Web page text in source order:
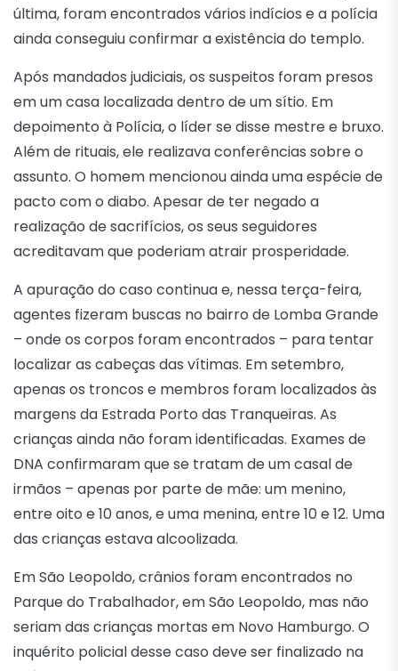
última, foram encontrados vários indícios e a polícia
ainda conseguiu confirmar a existência do templo.
Após mandados judiciais, os suspeitos foram presos
em um casa localizada dentro de um sítio. Em
depoimento à Polícia, o líder se disse mestre e bruxo.
Além de rituais, ele realizava conferências sobre o
assunto. O homem mencionou ainda uma espécie de
pacto com o diabo. Apesar de ter negado a
realização de sacrifícios, os seus seguidores
acreditavam que poderiam atrair prosperidade.
A apuração do caso continua e, nessa terça-feira,
agentes fizeram buscas no bairro de Lomba Grande
– onde os corpos foram encontrados – para tentar
localizar as cabeças das vítimas. Em setembro,
apenas os troncos e membros foram localizados às
margens da Estrada Porto das Tranqueiras. As
crianças ainda não foram identificadas. Exames de
DNA confirmaram que se tratam de um casal de
irmãos – apenas por parte de mãe: um menino,
entre oito e 10 anos, e uma menina, entre 10 e 12. Uma
das crianças estava alcoolizada.
Em São Leopoldo, crânios foram encontrados no
Parque do Trabalhador, em São Leopoldo, mas não
seriam das crianças mortas em Novo Hamburgo. O
inquérito policial desse caso deve ser finalizado na